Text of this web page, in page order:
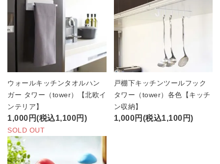
ウォールキッチンタオルハン
ガー タワー（tower）【北欧イ
ンテリア】
1,000円(税込1,100円)
SOLD OUT
戸棚下キッチンツールフック
タワー（tower）各色【キッチ
ン収納】
1,000円(税込1,100円)